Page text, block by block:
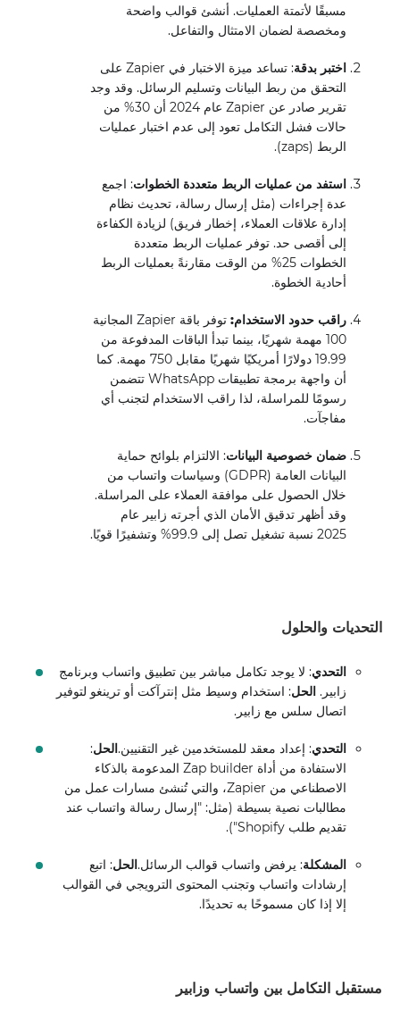
مسبقًا لأتمتة العمليات. أنشئ قوالب واضحة
ومخصصة لضمان الامتثال والتفاعل.
اختبر بدقة
: تساعد ميزة الاختبار في Zapier على
التحقق من ربط البيانات وتسليم الرسائل. وقد وجد
تقرير صادر عن Zapier عام 2024 أن 30% من
حالات فشل التكامل تعود إلى عدم اختبار عمليات
الربط (zaps).
استفد من عمليات الربط متعددة الخطوات: اجمع
عدة إجراءات (مثل إرسال رسالة، تحديث نظام
إدارة علاقات العملاء، إخطار فريق) لزيادة الكفاءة
إلى أقصى حد. توفر عمليات الربط متعددة
الخطوات 25% من الوقت مقارنةً بعمليات الربط
أحادية الخطوة.
راقب حدود الاستخدام:
توفر باقة Zapier المجانية
100 مهمة شهريًا، بينما تبدأ الباقات المدفوعة من
19.99 دولارًا أمريكيًا شهريًا مقابل 750 مهمة. كما
أن واجهة برمجة تطبيقات WhatsApp تتضمن
رسومًا للمراسلة، لذا راقب الاستخدام لتجنب أي
مفاجآت.
ضمان خصوصية البيانات: الالتزام بلوائح حماية
البيانات العامة (GDPR) وسياسات واتساب من
خلال الحصول على موافقة العملاء على المراسلة.
وقد أظهر تدقيق الأمان الذي أجرته زابير عام
2025 نسبة تشغيل تصل إلى 99.9% وتشفيرًا قويًا.
التحديات والحلول
التحدي: لا يوجد تكامل مباشر بين تطبيق واتساب وبرنامج
زابير. الحل: استخدام وسيط مثل إنترآكت أو ترينغو لتوفير
اتصال سلس مع زابير.
التحدي: إعداد معقد للمستخدمين غير التقنيين.الحل:
الاستفادة من أداة Zap builder المدعومة بالذكاء
الاصطناعي من Zapier، والتي تُنشئ مسارات عمل من
مطالبات نصية بسيطة (مثل: "إرسال رسالة واتساب عند
تقديم طلب Shopify").
المشكلة: يرفض واتساب قوالب الرسائل.الحل: اتبع
إرشادات واتساب وتجنب المحتوى الترويجي في القوالب
إلا إذا كان مسموحًا به تحديدًا.
مستقبل التكامل بين واتساب وزابير